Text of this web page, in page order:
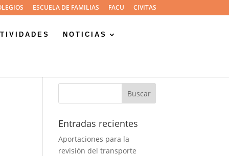
ESCUELA DE FAMILIAS FACU CIVITAS
NOTICIAS
Entradas recientes
Aportaciones para la
revisión del transporte